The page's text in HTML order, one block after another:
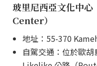
玻里尼西亞文化中
Center）
地址：55-370
自駕交通：位於歐